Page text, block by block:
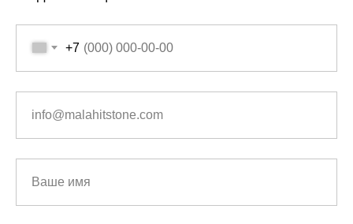
+7
info@malahitstone.com
Ваше имя